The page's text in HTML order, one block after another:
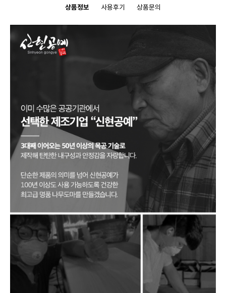
상품정보 사용후기 상품문의